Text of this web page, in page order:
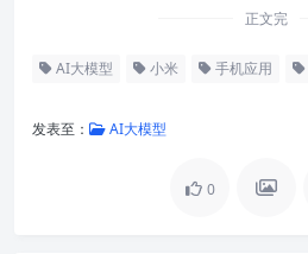
正文完
AI大模型 小米 手机应用
发表至： AI大模型
0